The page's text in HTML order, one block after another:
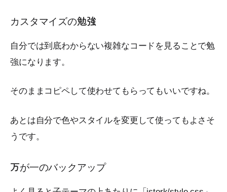
カスタマイズの勉強
自分では到底わからない複雑なコードを見ることで勉
強になります。
そのままコピペして使わせてもらってもいいですね。
あとは自分で色やスタイルを変更して使ってもよさそ
うです。
万が一のバックアップ